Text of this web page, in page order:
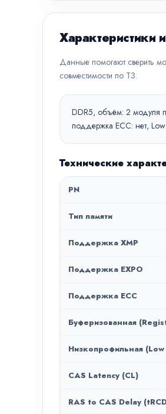
Характеристики
Данные помогают сверить
совместимости по ТЗ.
DDR5, объём: 2 модуля
поддержка ECC: нет,
Технические
PN
Тип памяти
Поддержка XMP
Поддержка EXPO
Поддержка ECC
Буферизованная
Низкопрофильная
CAS Latency (CL)
RAS to CAS Delay